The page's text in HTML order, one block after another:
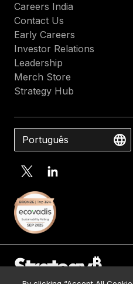
Careers India
Contact Us
Early Careers
Investor Relations
Leadership
Merch Store
Strategy Hub
Português